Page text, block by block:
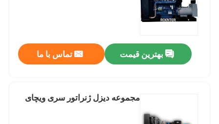
بهترین قیمت تماس با ما
مجموعه دیزل ژنراتور سری ویچای